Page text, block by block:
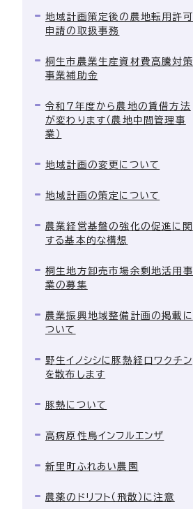
地域計画策定後の農地転用許可
申請の取扱事務
桐生市農業生産資材費高騰対策
事業補助金
令和7年度から農地の賃借方法
が変わります（農地中間管理事
業）
地域計画の変更について
地域計画の策定について
農業経営基盤の強化の促進に関
する基本的な構想
桐生地方卸売市場余剰地活用事
業の募集
農業振興地域整備計画の掲載に
ついて
野生イノシシに豚熱経口ワクチン
を散布します
豚熱について
高病原性鳥インフルエンザ
新里町ふれあい農園
農薬のドリフト（飛散）に注意